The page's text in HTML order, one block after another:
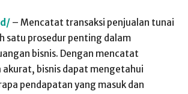
– Mencatat transaksi penjualan tunai
satu prosedur penting dalam
bisnis. Dengan mencatat
akurat, bisnis dapat mengetahui
pendapatan yang masuk dan